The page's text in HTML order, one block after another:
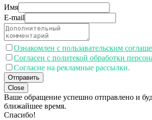
Имя
E-mail
Ознакомлен с пользавательским
Согласен с политекой обработки
Согласие на рекламные рассылки.
Отправить
Close
Ваше обращение успешно отправлено и
ближайшее время.
Спасибо!